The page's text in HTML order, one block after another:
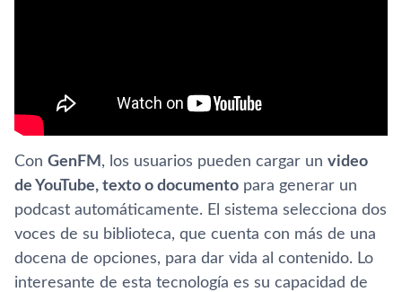
Con GenFM , los usuarios pueden cargar un video
de YouTube, texto o documento para generar un
podcast automáticamente. El sistema selecciona dos
voces de su biblioteca, que cuenta con más de una
docena de opciones, para dar vida al contenido. Lo
interesante de esta tecnología es su capacidad de